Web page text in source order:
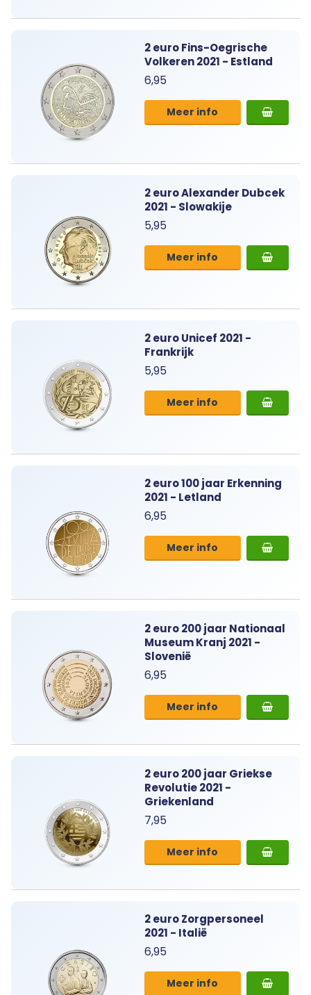
2 euro Fins-Oegrische
Volkeren 2021 - Estland
6,95
Meer info
2 euro Alexander Dubcek
2021 - Slowakije
5,95
Meer info
2 euro Unicef 2021 -
Frankrijk
5,95
Meer info
2 euro 100 jaar Erkenning
2021 - Letland
6,95
Meer info
2 euro 200 jaar Nationaal
Museum Kranj 2021 -
Slovenië
6,95
Meer info
2 euro 200 jaar Griekse
Revolutie 2021 -
Griekenland
7,95
Meer info
2 euro Zorgpersoneel
2021 - Italië
6,95
Meer info